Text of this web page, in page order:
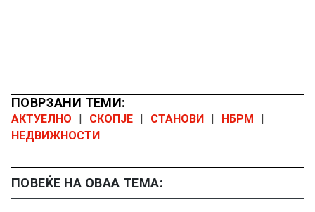
ПОВРЗАНИ ТЕМИ:
АКТУЕЛНО СКОПЈЕ СТАНОВИ НБРМ
НЕДВИЖНОСТИ
ПОВЕЌЕ НА ОВАА ТЕМА: